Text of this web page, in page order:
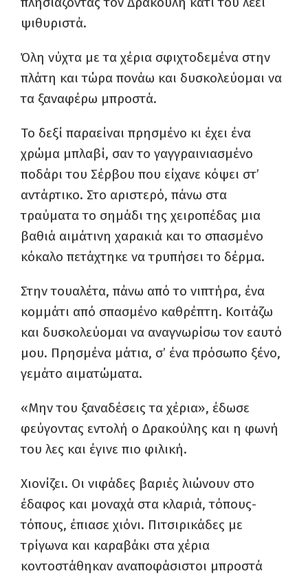
ψιθυριστά.
Όλη νύχτα με τα χέρια σφιχτοδεμένα στην
πλάτη και τώρα πονάω και δυσκολεύομαι να
τα ξαναφέρω μπροστά.
Το δεξί παραείναι πρησμένο κι έχει ένα
χρώμα μπλαβί, σαν το γαγγραινιασμένο
ποδάρι του Σέρβου που είχανε κόψει στ’
αντάρτικο. Στο αριστερό, πάνω στα
τραύματα το σημάδι της χειροπέδας μια
βαθιά αιμάτινη χαρακιά και το σπασμένο
κόκαλο πετάχτηκε να τρυπήσει το δέρμα.
Στην τουαλέτα, πάνω από το νιπτήρα, ένα
κομμάτι από σπασμένο καθρέπτη. Κοιτάζω
και δυσκολεύομαι να αναγνωρίσω τον εαυτό
μου. Πρησμένα μάτια, σ’ ένα πρόσωπο ξένο,
γεμάτο αιματώματα.
«Μην του ξαναδέσεις τα χέρια», έδωσε
φεύγοντας εντολή ο Δρακούλης και η φωνή
του λες και έγινε πιο φιλική.
Χιονίζει. Οι νιφάδες βαριές λιώνουν στο
έδαφος και μοναχά στα κλαριά, τόπους-
τόπους, έπιασε χιόνι. Πιτσιρικάδες με
τρίγωνα και καραβάκι στα χέρια
κοντοστάθηκαν αναποφάσιστοι μπροστά